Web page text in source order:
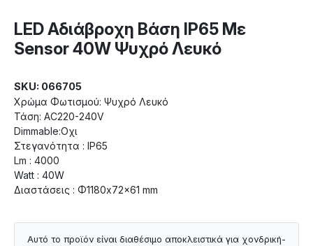
LED Αδιάβροχη Βάση IP65 Με
Sensor 40W Ψυχρό Λευκό
SKU: 066705
Χρώμα Φωτισμού: Ψυχρό Λευκό
Τάση: AC220-240V
Dimmable:Οχι
Στεγανότητα : IP65
Lm : 4000
Watt : 40W
Διαστάσεις : Φ1180x72x61 mm
Αυτό το προϊόν είναι διαθέσιμο αποκλειστικά για χονδρική-